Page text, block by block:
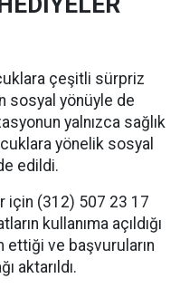
çeşitli sürpriz
sosyal yönüyle de
yalnızca sağlık
yönelik sosyal
edildi.
için (312) 507 23 17
kullanıma açıldığı
ettiği ve başvuruların
aktarıldı.